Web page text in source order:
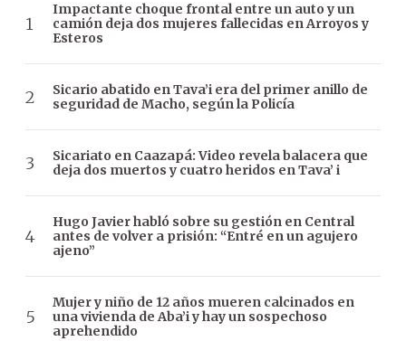
Impactante choque frontal entre un auto y un
camión deja dos mujeres fallecidas en Arroyos y
Esteros
Sicario abatido en Tava’i era del primer anillo de
seguridad de Macho, según la Policía
Sicariato en Caazapá: Video revela balacera que
deja dos muertos y cuatro heridos en Tava’ i
Hugo Javier habló sobre su gestión en Central
antes de volver a prisión: “Entré en un agujero
ajeno”
Mujer y niño de 12 años mueren calcinados en
una vivienda de Aba’i y hay un sospechoso
aprehendido